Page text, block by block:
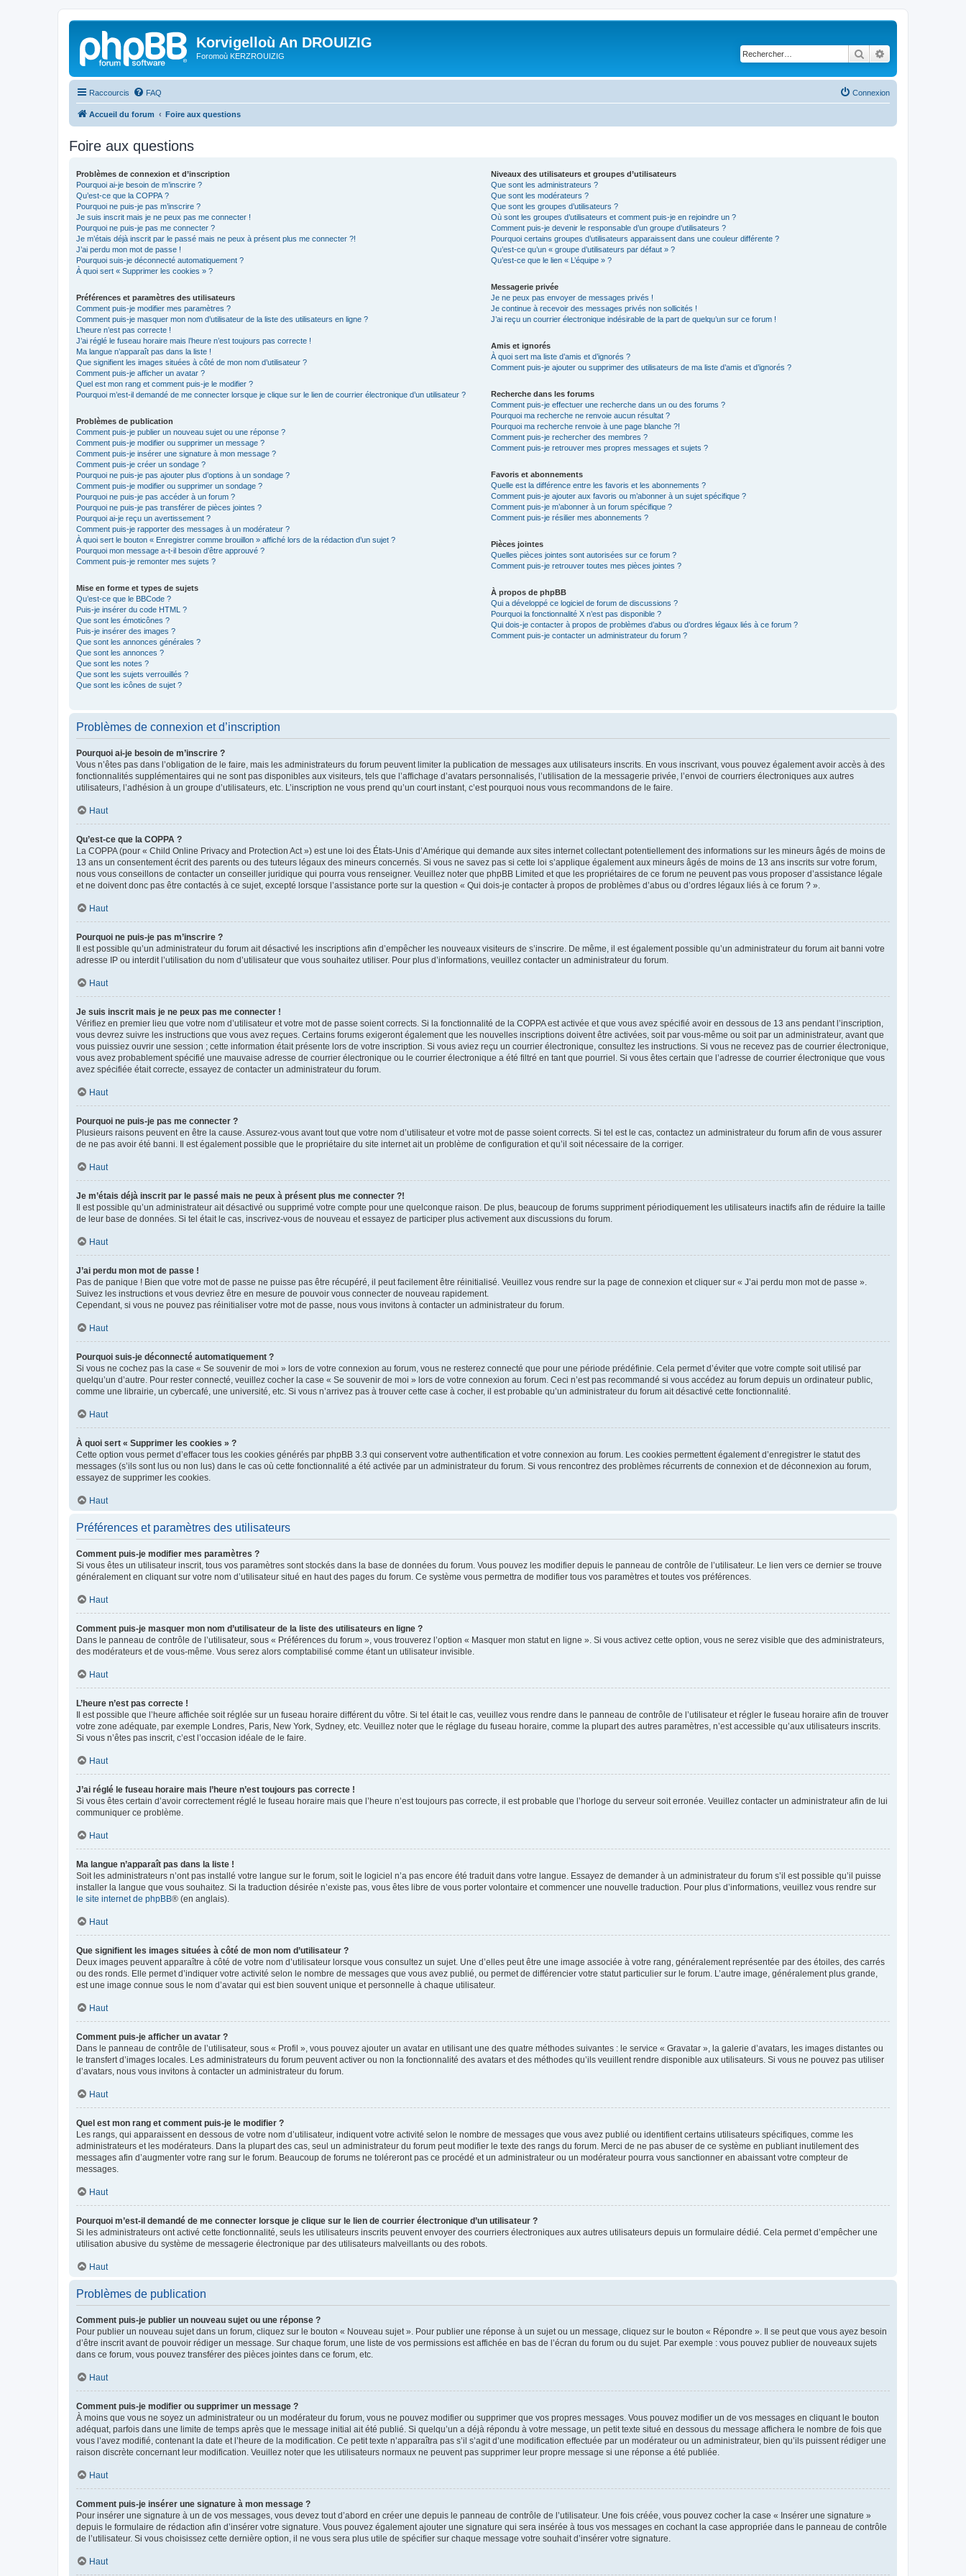
Korvigelloù An DROUIZIG
Foromoù KERZROUIZIG Rechercher
Raccourcis FAQ Connexion
Accueil du forum Foire aux questions
Foire aux questions
Problèmes de connexion et d’inscription
Pourquoi ai-je besoin de m’inscrire ?
Qu’est-ce que la COPPA ?
Pourquoi ne puis-je pas m’inscrire ?
Je suis inscrit mais je ne peux pas me connecter !
Pourquoi ne puis-je pas me connecter ?
Je m’étais déjà inscrit par le passé mais ne peux à présent plus me connecter ?!
J’ai perdu mon mot de passe !
Pourquoi suis-je déconnecté automatiquement ?
À quoi sert « Supprimer les cookies » ?
Préférences et paramètres des utilisateurs
Comment puis-je modifier mes paramètres ?
Comment puis-je masquer mon nom d’utilisateur de la liste des utilisateurs en ligne ?
L’heure n’est pas correcte !
J’ai réglé le fuseau horaire mais l’heure n’est toujours pas correcte !
Ma langue n’apparaît pas dans la liste !
Que signifient les images situées à côté de mon nom d’utilisateur ?
Comment puis-je afficher un avatar ?
Quel est mon rang et comment puis-je le modifier ?
Pourquoi m’est-il demandé de me connecter lorsque je clique sur le lien de courrier électronique d’un utilisateur ?
Problèmes de publication
Comment puis-je publier un nouveau sujet ou une réponse ?
Comment puis-je modifier ou supprimer un message ?
Comment puis-je insérer une signature à mon message ?
Comment puis-je créer un sondage ?
Pourquoi ne puis-je pas ajouter plus d’options à un sondage ?
Comment puis-je modifier ou supprimer un sondage ?
Pourquoi ne puis-je pas accéder à un forum ?
Pourquoi ne puis-je pas transférer de pièces jointes ?
Pourquoi ai-je reçu un avertissement ?
Comment puis-je rapporter des messages à un modérateur ?
À quoi sert le bouton « Enregistrer comme brouillon » affiché lors de la rédaction d’un sujet ?
Pourquoi mon message a-t-il besoin d’être approuvé ?
Comment puis-je remonter mes sujets ?
Mise en forme et types de sujets
Qu’est-ce que le BBCode ?
Puis-je insérer du code HTML ?
Que sont les émoticônes ?
Puis-je insérer des images ?
Que sont les annonces générales ?
Que sont les annonces ?
Que sont les notes ?
Que sont les sujets verrouillés ?
Que sont les icônes de sujet ?
Niveaux des utilisateurs et groupes d’utilisateurs
Que sont les administrateurs ?
Que sont les modérateurs ?
Que sont les groupes d’utilisateurs ?
Où sont les groupes d’utilisateurs et comment puis-je en rejoindre un ?
Comment puis-je devenir le responsable d’un groupe d’utilisateurs ?
Pourquoi certains groupes d’utilisateurs apparaissent dans une couleur différente ?
Qu’est-ce qu’un « groupe d’utilisateurs par défaut » ?
Qu’est-ce que le lien « L’équipe » ?
Messagerie privée
Je ne peux pas envoyer de messages privés !
Je continue à recevoir des messages privés non sollicités !
J’ai reçu un courrier électronique indésirable de la part de quelqu’un sur ce forum !
Amis et ignorés
À quoi sert ma liste d’amis et d’ignorés ?
Comment puis-je ajouter ou supprimer des utilisateurs de ma liste d’amis et d’ignorés ?
Recherche dans les forums
Comment puis-je effectuer une recherche dans un ou des forums ?
Pourquoi ma recherche ne renvoie aucun résultat ?
Pourquoi ma recherche renvoie à une page blanche ?!
Comment puis-je rechercher des membres ?
Comment puis-je retrouver mes propres messages et sujets ?
Favoris et abonnements
Quelle est la différence entre les favoris et les abonnements ?
Comment puis-je ajouter aux favoris ou m’abonner à un sujet spécifique ?
Comment puis-je m’abonner à un forum spécifique ?
Comment puis-je résilier mes abonnements ?
Pièces jointes
Quelles pièces jointes sont autorisées sur ce forum ?
Comment puis-je retrouver toutes mes pièces jointes ?
À propos de phpBB
Qui a développé ce logiciel de forum de discussions ?
Pourquoi la fonctionnalité X n’est pas disponible ?
Qui dois-je contacter à propos de problèmes d’abus ou d’ordres légaux liés à ce forum ?
Comment puis-je contacter un administrateur du forum ?
Problèmes de connexion et d’inscription
Pourquoi ai-je besoin de m’inscrire ?
Vous n’êtes pas dans l’obligation de le faire, mais les administrateurs du forum peuvent limiter la publication de messages aux utilisateurs inscrits. En vous inscrivant, vous pouvez également avoir accès à des
fonctionnalités supplémentaires qui ne sont pas disponibles aux visiteurs, tels que l’affichage d’avatars personnalisés, l’utilisation de la messagerie privée, l’envoi de courriers électroniques aux autres
utilisateurs, l’adhésion à un groupe d’utilisateurs, etc. L’inscription ne vous prend qu’un court instant, c’est pourquoi nous vous recommandons de le faire.
Haut
Qu’est-ce que la COPPA ?
La COPPA (pour « Child Online Privacy and Protection Act ») est une loi des États-Unis d’Amérique qui demande aux sites internet collectant potentiellement des informations sur les mineurs âgés de moins de
13 ans un consentement écrit des parents ou des tuteurs légaux des mineurs concernés. Si vous ne savez pas si cette loi s’applique également aux mineurs âgés de moins de 13 ans inscrits sur votre forum,
nous vous conseillons de contacter un conseiller juridique qui pourra vous renseigner. Veuillez noter que phpBB Limited et que les propriétaires de ce forum ne peuvent pas vous proposer d’assistance légale
et ne doivent donc pas être contactés à ce sujet, excepté lorsque l’assistance porte sur la question « Qui dois-je contacter à propos de problèmes d’abus ou d’ordres légaux liés à ce forum ? ».
Haut
Pourquoi ne puis-je pas m’inscrire ?
Il est possible qu’un administrateur du forum ait désactivé les inscriptions afin d’empêcher les nouveaux visiteurs de s’inscrire. De même, il est également possible qu’un administrateur du forum ait banni votre
adresse IP ou interdit l’utilisation du nom d’utilisateur que vous souhaitez utiliser. Pour plus d’informations, veuillez contacter un administrateur du forum.
Haut
Je suis inscrit mais je ne peux pas me connecter !
Vérifiez en premier lieu que votre nom d’utilisateur et votre mot de passe soient corrects. Si la fonctionnalité de la COPPA est activée et que vous avez spécifié avoir en dessous de 13 ans pendant l’inscription,
vous devrez suivre les instructions que vous avez reçues. Certains forums exigeront également que les nouvelles inscriptions doivent être activées, soit par vous-même ou soit par un administrateur, avant que
vous puissiez ouvrir une session ; cette information était présente lors de votre inscription. Si vous aviez reçu un courrier électronique, consultez les instructions. Si vous ne recevez pas de courrier électronique,
vous avez probablement spécifié une mauvaise adresse de courrier électronique ou le courrier électronique a été filtré en tant que pourriel. Si vous êtes certain que l’adresse de courrier électronique que vous
avez spécifiée était correcte, essayez de contacter un administrateur du forum.
Haut
Pourquoi ne puis-je pas me connecter ?
Plusieurs raisons peuvent en être la cause. Assurez-vous avant tout que votre nom d’utilisateur et votre mot de passe soient corrects. Si tel est le cas, contactez un administrateur du forum afin de vous assurer
de ne pas avoir été banni. Il est également possible que le propriétaire du site internet ait un problème de configuration et qu’il soit nécessaire de la corriger.
Haut
Je m’étais déjà inscrit par le passé mais ne peux à présent plus me connecter ?!
Il est possible qu’un administrateur ait désactivé ou supprimé votre compte pour une quelconque raison. De plus, beaucoup de forums suppriment périodiquement les utilisateurs inactifs afin de réduire la taille
de leur base de données. Si tel était le cas, inscrivez-vous de nouveau et essayez de participer plus activement aux discussions du forum.
Haut
J’ai perdu mon mot de passe !
Pas de panique ! Bien que votre mot de passe ne puisse pas être récupéré, il peut facilement être réinitialisé. Veuillez vous rendre sur la page de connexion et cliquer sur « J’ai perdu mon mot de passe ».
Suivez les instructions et vous devriez être en mesure de pouvoir vous connecter de nouveau rapidement.
Cependant, si vous ne pouvez pas réinitialiser votre mot de passe, nous vous invitons à contacter un administrateur du forum.
Haut
Pourquoi suis-je déconnecté automatiquement ?
Si vous ne cochez pas la case « Se souvenir de moi » lors de votre connexion au forum, vous ne resterez connecté que pour une période prédéfinie. Cela permet d’éviter que votre compte soit utilisé par
quelqu’un d’autre. Pour rester connecté, veuillez cocher la case « Se souvenir de moi » lors de votre connexion au forum. Ceci n’est pas recommandé si vous accédez au forum depuis un ordinateur public,
comme une librairie, un cybercafé, une université, etc. Si vous n’arrivez pas à trouver cette case à cocher, il est probable qu’un administrateur du forum ait désactivé cette fonctionnalité.
Haut
À quoi sert « Supprimer les cookies » ?
Cette option vous permet d’effacer tous les cookies générés par phpBB 3.3 qui conservent votre authentification et votre connexion au forum. Les cookies permettent également d’enregistrer le statut des
messages (s’ils sont lus ou non lus) dans le cas où cette fonctionnalité a été activée par un administrateur du forum. Si vous rencontrez des problèmes récurrents de connexion et de déconnexion au forum,
essayez de supprimer les cookies.
Haut
Préférences et paramètres des utilisateurs
Comment puis-je modifier mes paramètres ?
Si vous êtes un utilisateur inscrit, tous vos paramètres sont stockés dans la base de données du forum. Vous pouvez les modifier depuis le panneau de contrôle de l’utilisateur. Le lien vers ce dernier se trouve
généralement en cliquant sur votre nom d’utilisateur situé en haut des pages du forum. Ce système vous permettra de modifier tous vos paramètres et toutes vos préférences.
Haut
Comment puis-je masquer mon nom d’utilisateur de la liste des utilisateurs en ligne ?
Dans le panneau de contrôle de l’utilisateur, sous « Préférences du forum », vous trouverez l’option « Masquer mon statut en ligne ». Si vous activez cette option, vous ne serez visible que des administrateurs,
des modérateurs et de vous-même. Vous serez alors comptabilisé comme étant un utilisateur invisible.
Haut
L’heure n’est pas correcte !
Il est possible que l’heure affichée soit réglée sur un fuseau horaire différent du vôtre. Si tel était le cas, veuillez vous rendre dans le panneau de contrôle de l’utilisateur et régler le fuseau horaire afin de trouver
votre zone adéquate, par exemple Londres, Paris, New York, Sydney, etc. Veuillez noter que le réglage du fuseau horaire, comme la plupart des autres paramètres, n’est accessible qu’aux utilisateurs inscrits.
Si vous n’êtes pas inscrit, c’est l’occasion idéale de le faire.
Haut
J’ai réglé le fuseau horaire mais l’heure n’est toujours pas correcte !
Si vous êtes certain d’avoir correctement réglé le fuseau horaire mais que l’heure n’est toujours pas correcte, il est probable que l’horloge du serveur soit erronée. Veuillez contacter un administrateur afin de lui
communiquer ce problème.
Haut
Ma langue n’apparaît pas dans la liste !
Soit les administrateurs n’ont pas installé votre langue sur le forum, soit le logiciel n’a pas encore été traduit dans votre langue. Essayez de demander à un administrateur du forum s’il est possible qu’il puisse
installer la langue que vous souhaitez. Si la traduction désirée n’existe pas, vous êtes libre de vous porter volontaire et commencer une nouvelle traduction. Pour plus d’informations, veuillez vous rendre sur
le site internet de phpBB® (en anglais).
Haut
Que signifient les images situées à côté de mon nom d’utilisateur ?
Deux images peuvent apparaître à côté de votre nom d’utilisateur lorsque vous consultez un sujet. Une d’elles peut être une image associée à votre rang, généralement représentée par des étoiles, des carrés
ou des ronds. Elle permet d’indiquer votre activité selon le nombre de messages que vous avez publié, ou permet de différencier votre statut particulier sur le forum. L’autre image, généralement plus grande,
est une image connue sous le nom d’avatar qui est bien souvent unique et personnelle à chaque utilisateur.
Haut
Comment puis-je afficher un avatar ?
Dans le panneau de contrôle de l’utilisateur, sous « Profil », vous pouvez ajouter un avatar en utilisant une des quatre méthodes suivantes : le service « Gravatar », la galerie d’avatars, les images distantes ou
le transfert d’images locales. Les administrateurs du forum peuvent activer ou non la fonctionnalité des avatars et des méthodes qu’ils veuillent rendre disponible aux utilisateurs. Si vous ne pouvez pas utiliser
d’avatars, nous vous invitons à contacter un administrateur du forum.
Haut
Quel est mon rang et comment puis-je le modifier ?
Les rangs, qui apparaissent en dessous de votre nom d’utilisateur, indiquent votre activité selon le nombre de messages que vous avez publié ou identifient certains utilisateurs spécifiques, comme les
administrateurs et les modérateurs. Dans la plupart des cas, seul un administrateur du forum peut modifier le texte des rangs du forum. Merci de ne pas abuser de ce système en publiant inutilement des
messages afin d’augmenter votre rang sur le forum. Beaucoup de forums ne toléreront pas ce procédé et un administrateur ou un modérateur pourra vous sanctionner en abaissant votre compteur de
messages.
Haut
Pourquoi m’est-il demandé de me connecter lorsque je clique sur le lien de courrier électronique d’un utilisateur ?
Si les administrateurs ont activé cette fonctionnalité, seuls les utilisateurs inscrits peuvent envoyer des courriers électroniques aux autres utilisateurs depuis un formulaire dédié. Cela permet d’empêcher une
utilisation abusive du système de messagerie électronique par des utilisateurs malveillants ou des robots.
Haut
Problèmes de publication
Comment puis-je publier un nouveau sujet ou une réponse ?
Pour publier un nouveau sujet dans un forum, cliquez sur le bouton « Nouveau sujet ». Pour publier une réponse à un sujet ou un message, cliquez sur le bouton « Répondre ». Il se peut que vous ayez besoin
d’être inscrit avant de pouvoir rédiger un message. Sur chaque forum, une liste de vos permissions est affichée en bas de l’écran du forum ou du sujet. Par exemple : vous pouvez publier de nouveaux sujets
dans ce forum, vous pouvez transférer des pièces jointes dans ce forum, etc.
Haut
Comment puis-je modifier ou supprimer un message ?
À moins que vous ne soyez un administrateur ou un modérateur du forum, vous ne pouvez modifier ou supprimer que vos propres messages. Vous pouvez modifier un de vos messages en cliquant le bouton
adéquat, parfois dans une limite de temps après que le message initial ait été publié. Si quelqu’un a déjà répondu à votre message, un petit texte situé en dessous du message affichera le nombre de fois que
vous l’avez modifié, contenant la date et l’heure de la modification. Ce petit texte n’apparaîtra pas s’il s’agit d’une modification effectuée par un modérateur ou un administrateur, bien qu’ils puissent rédiger une
raison discrète concernant leur modification. Veuillez noter que les utilisateurs normaux ne peuvent pas supprimer leur propre message si une réponse a été publiée.
Haut
Comment puis-je insérer une signature à mon message ?
Pour insérer une signature à un de vos messages, vous devez tout d’abord en créer une depuis le panneau de contrôle de l’utilisateur. Une fois créée, vous pouvez cocher la case « Insérer une signature »
depuis le formulaire de rédaction afin d’insérer votre signature. Vous pouvez également ajouter une signature qui sera insérée à tous vos messages en cochant la case appropriée dans le panneau de contrôle
de l’utilisateur. Si vous choisissez cette dernière option, il ne vous sera plus utile de spécifier sur chaque message votre souhait d’insérer votre signature.
Haut